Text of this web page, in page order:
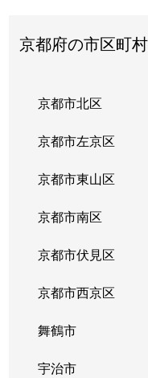
京都府の市区町
京都市北区
京都市左京区
京都市東山区
京都市南区
京都市伏見区
京都市西京区
舞鶴市
宇治市